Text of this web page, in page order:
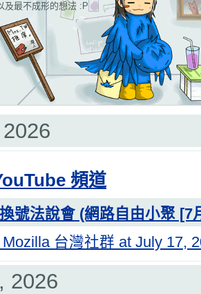
及最不成形的想法 :P
頻道
號法說會 (網路自由小聚 [7
Mozilla 台灣社群 at July 17,
2026